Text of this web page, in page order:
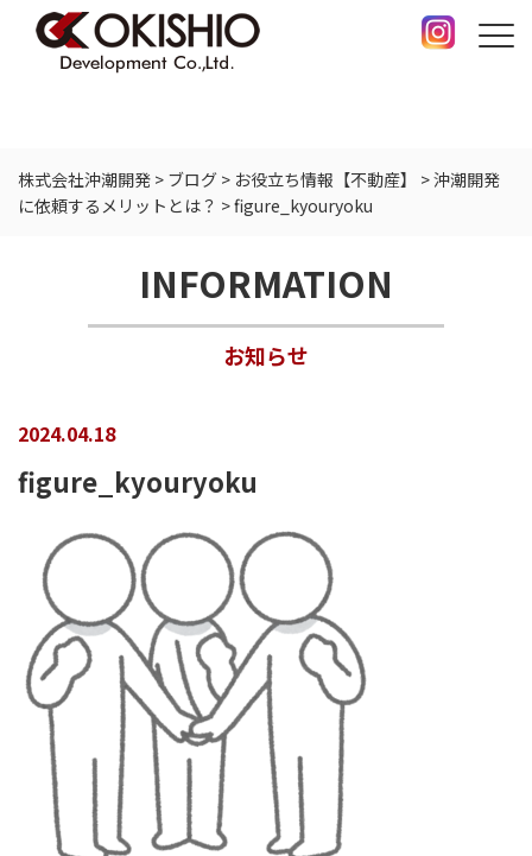
株式会社沖潮開発 > ブログ > お役立ち情報【不動産】 >沖潮開発
に依頼するメリットとは？ >figure_kyouryoku
INFORMATION
お知らせ
2024.04.18
figure_kyouryoku